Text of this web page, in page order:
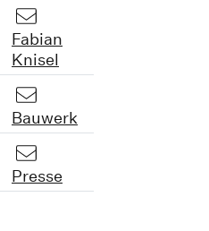
Fabian
Knisel
Bauwerk
Presse